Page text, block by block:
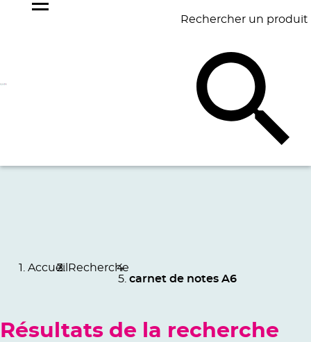
Rechercher un produit
BAGAGERIE BUREAU
Accueil Recherche
carnet de notes A6
Résultats de la recherche